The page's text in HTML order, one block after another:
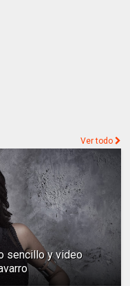
Ver todo
sencillo y video